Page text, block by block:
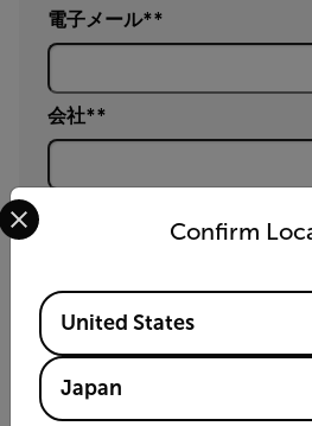
電子メール*
会社*
セミナー選択 *
Yes, email me the latest
Confirm
Select your preferred country and
Available Locations
United States
Japan